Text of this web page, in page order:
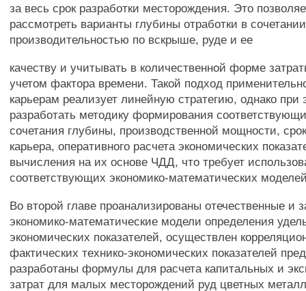
за весь срок разработки месторождения. Это
рассмотреть варианты глубины отработки в
производительностью по вскрыше, руде и ее
качеству и учитывать в количественной форме
учетом фактора времени. Такой подход
карьерам реализует линейную стратегию, однако
разработать методику формирования
сочетания глубины, производственной мощности,
карьера, оперативного расчета экономических
вычисления на их основе ЧДД, что требует
соответствующих экономико-математических
Во второй главе проанализированы отечественные и
экономико-математические модели определения
экономических показателей, осуществлен
фактических технико-экономических показателей
разработаны формулы для расчета капитальных и
затрат для малых месторождений руд цветных